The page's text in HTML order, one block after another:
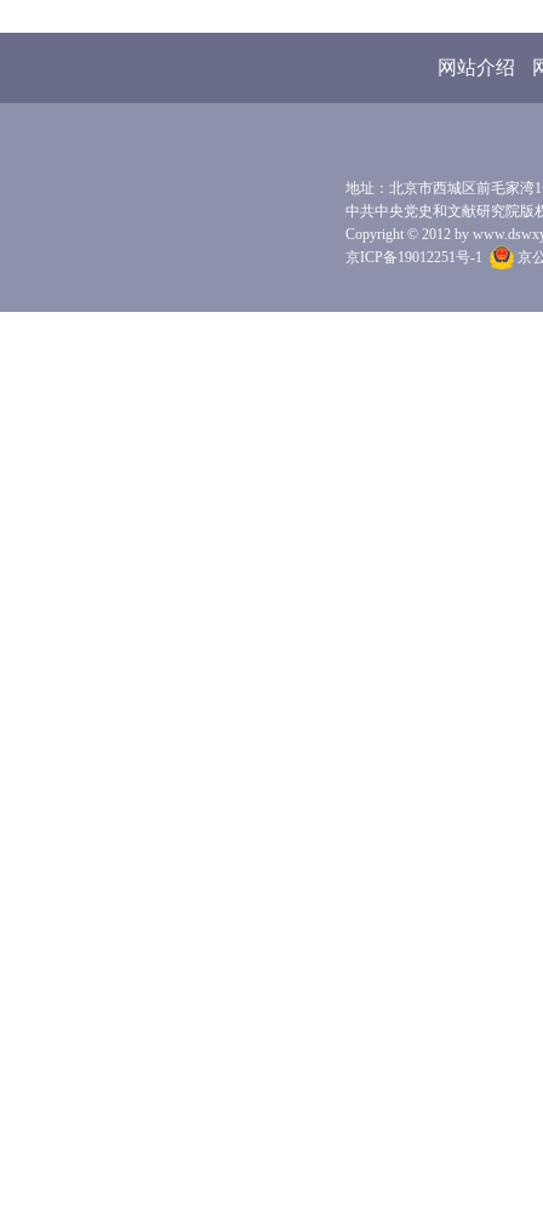
网站介绍
地址：北京市西城区前毛家湾
中共中央党史和文献研究院版
Copyright © 2012 by
京ICP备19012251号-1
京